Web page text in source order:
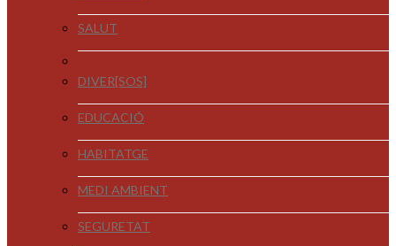
SALUT
DIVER[SOS]
EDUCACIÓ
HABITATGE
MEDI AMBIENT
SEGURETAT